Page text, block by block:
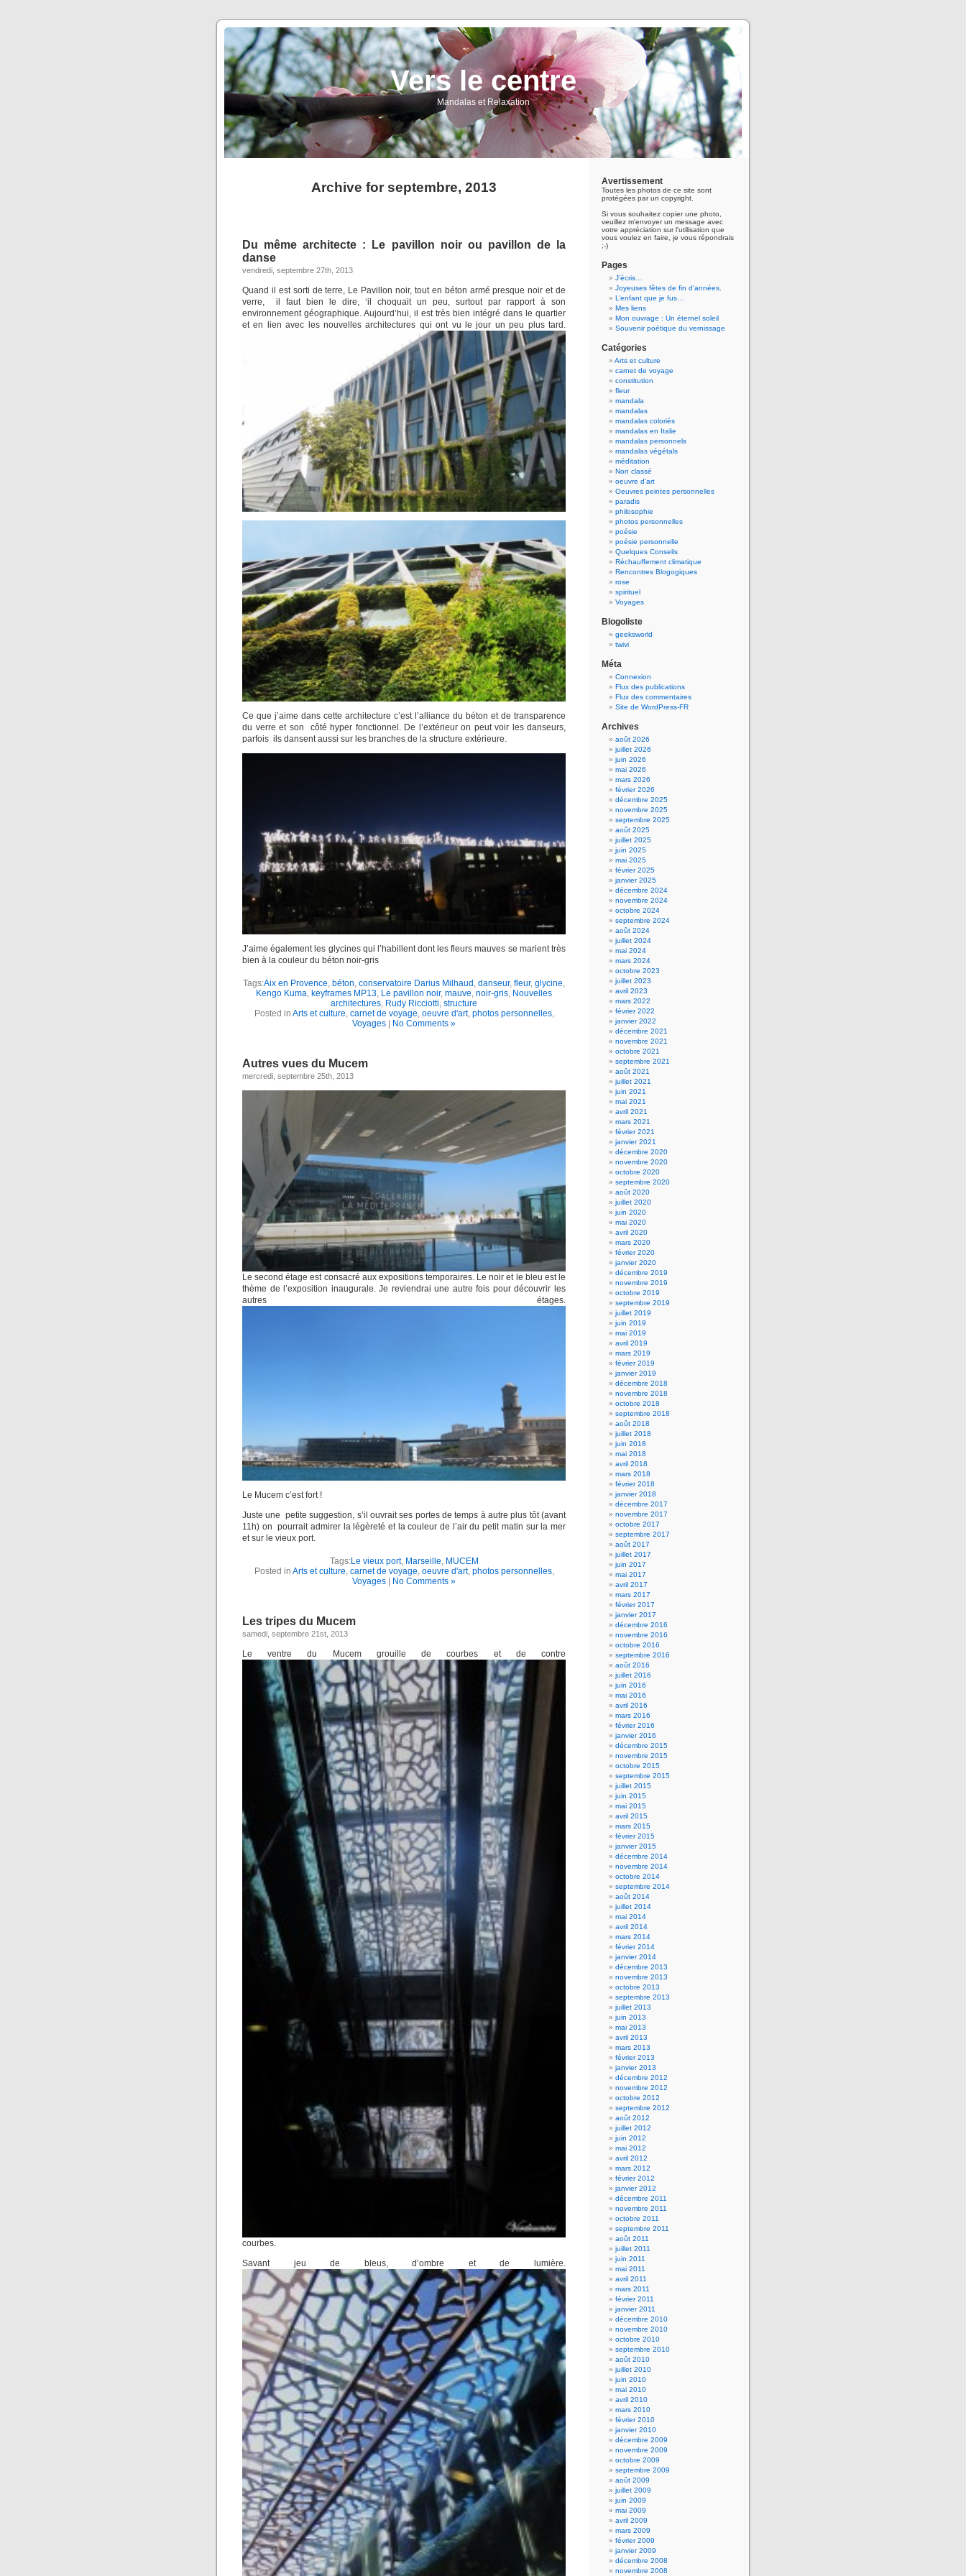
Vers le centre
Mandalas et Relaxation
Archive for septembre, 2013
Du même architecte : Le pavillon noir ou pavillon de la
danse
vendredi, septembre 27th, 2013
Quand il est sorti de terre, Le Pavillon noir, tout en béton armé presque noir et de
verre, il faut bien le dire, ‘il choquait un peu, surtout par rapport à son
environnement géographique. Aujourd’hui, il est très bien intégré dans le quartier
et en lien avec les nouvelles architectures qui ont vu le jour un peu plus tard.
Ce que j’aime dans cette architecture c’est l’alliance du béton et de transparence
du verre et son côté hyper fonctionnel. De l’extérieur on peut voir les danseurs,
parfois ils dansent aussi sur les branches de la structure extérieure.
J’aime également les glycines qui l’habillent dont les fleurs mauves se marient très
bien à la couleur du béton noir-gris
Tags:Aix en Provence, béton, conservatoire Darius Milhaud , danseur, fleur, glycine,
Kengo Kuma, keyframes MP13, Le pavillon noir, mauve, noir-gris, Nouvelles
architectures, Rudy Ricciotti, structure
Posted in Arts et culture, carnet de voyage, oeuvre d'art, photos personnelles,
Voyages
No Comments »
Autres vues du Mucem
mercredi, septembre 25th, 2013
Le second étage est consacré aux expositions temporaires. Le noir et le bleu est le
thème de l’exposition inaugurale. Je reviendrai une autre fois pour découvrir les
autres étages.
Le Mucem c’est fort !
Juste une petite suggestion, s’il ouvrait ses portes de temps à autre plus tôt (avant
11h) on pourrait admirer la légèreté et la couleur de l’air du petit matin sur la mer
et sur le vieux port.
Tags:Le vieux port, Marseille, MUCEM
Posted in Arts et culture, carnet de voyage, oeuvre d'art, photos personnelles,
Voyages
No Comments »
Les tripes du Mucem
samedi, septembre 21st, 2013
Le ventre du Mucem grouille de courbes et de contre
courbes.
Savant jeu de bleus, d’ombre et de lumière.
Avertissement
Toutes les photos de ce site sont
protégées par un copyright.
Si vous souhaitez copier une photo,
veuillez m'envoyer un message avec
votre appréciation sur l'utilisation que
vous voulez en faire, je vous répondrais
;-)
Pages
J’écris…
Joyeuses fêtes de fin d’années.
L’enfant que je fus…
Mes liens
Mon ouvrage : Un éternel soleil
Souvenir poétique du vernissage
Catégories
Arts et culture
carnet de voyage
constitution
fleur
mandala
mandalas
mandalas coloriés
mandalas en Italie
mandalas personnels
mandalas végétals
méditation
Non classé
oeuvre d'art
Oeuvres peintes personnelles
paradis
philosophie
photos personnelles
poésie
poésie personnelle
Quelques Conseils
Réchauffement climatique
Rencontres Blogogiques
rose
spirituel
Voyages
Blogoliste
geeksworld
twivi
Méta
Connexion
Flux des publications
Flux des commentaires
Site de WordPress-FR
Archives
août 2026
juillet 2026
juin 2026
mai 2026
mars 2026
février 2026
décembre 2025
novembre 2025
septembre 2025
août 2025
juillet 2025
juin 2025
mai 2025
février 2025
janvier 2025
décembre 2024
novembre 2024
octobre 2024
septembre 2024
août 2024
juillet 2024
mai 2024
mars 2024
octobre 2023
juillet 2023
avril 2023
mars 2022
février 2022
janvier 2022
décembre 2021
novembre 2021
octobre 2021
septembre 2021
août 2021
juillet 2021
juin 2021
mai 2021
avril 2021
mars 2021
février 2021
janvier 2021
décembre 2020
novembre 2020
octobre 2020
septembre 2020
août 2020
juillet 2020
juin 2020
mai 2020
avril 2020
mars 2020
février 2020
janvier 2020
décembre 2019
novembre 2019
octobre 2019
septembre 2019
juillet 2019
juin 2019
mai 2019
avril 2019
mars 2019
février 2019
janvier 2019
décembre 2018
novembre 2018
octobre 2018
septembre 2018
août 2018
juillet 2018
juin 2018
mai 2018
avril 2018
mars 2018
février 2018
janvier 2018
décembre 2017
novembre 2017
octobre 2017
septembre 2017
août 2017
juillet 2017
juin 2017
mai 2017
avril 2017
mars 2017
février 2017
janvier 2017
décembre 2016
novembre 2016
octobre 2016
septembre 2016
août 2016
juillet 2016
juin 2016
mai 2016
avril 2016
mars 2016
février 2016
janvier 2016
décembre 2015
novembre 2015
octobre 2015
septembre 2015
juillet 2015
juin 2015
mai 2015
avril 2015
mars 2015
février 2015
janvier 2015
décembre 2014
novembre 2014
octobre 2014
septembre 2014
août 2014
juillet 2014
mai 2014
avril 2014
mars 2014
février 2014
janvier 2014
décembre 2013
novembre 2013
octobre 2013
septembre 2013
juillet 2013
juin 2013
mai 2013
avril 2013
mars 2013
février 2013
janvier 2013
décembre 2012
novembre 2012
octobre 2012
septembre 2012
août 2012
juillet 2012
juin 2012
mai 2012
avril 2012
mars 2012
février 2012
janvier 2012
décembre 2011
novembre 2011
octobre 2011
septembre 2011
août 2011
juillet 2011
juin 2011
mai 2011
avril 2011
mars 2011
février 2011
janvier 2011
décembre 2010
novembre 2010
octobre 2010
septembre 2010
août 2010
juillet 2010
juin 2010
mai 2010
avril 2010
mars 2010
février 2010
janvier 2010
décembre 2009
novembre 2009
octobre 2009
septembre 2009
août 2009
juillet 2009
juin 2009
mai 2009
avril 2009
mars 2009
février 2009
janvier 2009
décembre 2008
novembre 2008